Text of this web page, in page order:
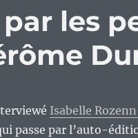
les
Isabelle
passe par l’auto-